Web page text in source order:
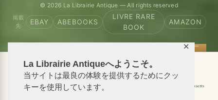
La Librairie Antiqueへようこそ。
当サイトは最良の体験を提供するためにクッ
キーを使用しています。
✕
© 2026 La Librairie Antique — All rights reserved
掲載
先
EBAY ABEBOOKS
LIVRE RARE
BOOK
AMAZON
📦 We ship antiquarian books worldwide
Shipping to USA Shipping to New York
Shipping to Massachusetts